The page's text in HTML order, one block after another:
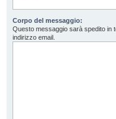
Corpo del messaggio:
Questo messaggio sarà spedito in
indirizzo email.